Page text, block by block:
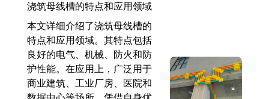
浇筑母线槽的特点和应用领域
本文详细介绍了浇筑母线槽的
特点和应用领域。其特点包括
良好的电气、机械、防火和防
护性能。在应用上，广泛用于
商业建筑、工业厂房、医院和